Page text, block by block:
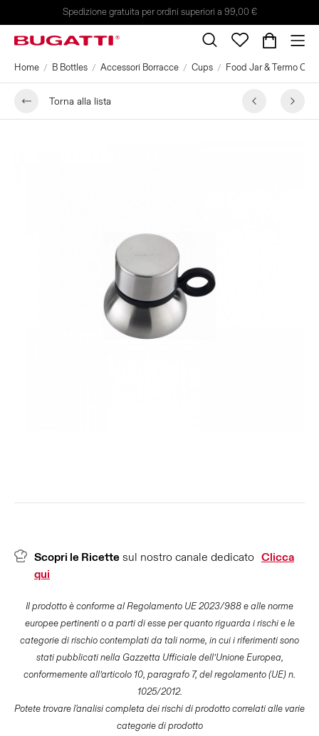
Spedizione gratuita per ordini superiori a 99,00 €
Home B Bottles Accessori Borracce Cups Food Jar & Termo
Torna alla lista
Scopri le Ricette sul nostro canale dedicato Clicca
qui
Il prodotto è conforme al Regolamento UE 2023/988 e alle norme
europee pertinenti o a parti di esse per quanto riguarda i rischi e le
categorie di rischio contemplati da tali norme, in cui i riferimenti sono
stati pubblicati nella Gazzetta Ufficiale dell’Unione Europea,
conformemente all’articolo 10, paragrafo 7, del regolamento (UE) n.
1025/2012.
Potete trovare l'analisi completa dei rischi di prodotto correlati alle varie
categorie di prodotto